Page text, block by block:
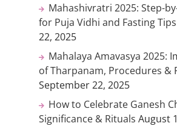
Mahashivratri 2025: Step-
for Puja Vidhi and Fasting Tips
22, 2025
Mahalaya Amavasya 2025:
of Tharpanam, Procedures &
September 22, 2025
How to Celebrate Ganesh
Significance & Rituals August